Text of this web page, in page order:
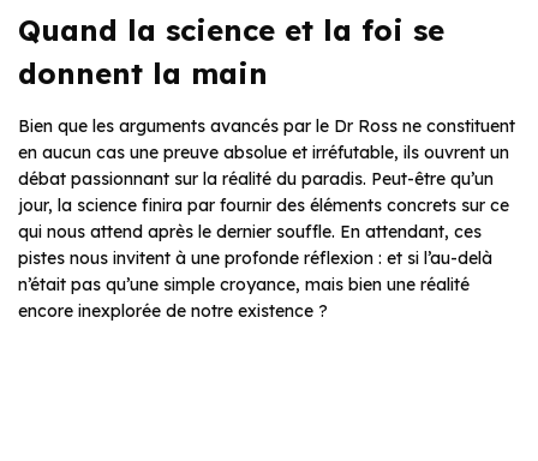
Quand la science et la foi se
donnent la main
Bien que les arguments avancés par le Dr Ross ne constituent
en aucun cas une preuve absolue et irréfutable, ils ouvrent un
débat passionnant sur la réalité du paradis. Peut-être qu’un
jour, la science finira par fournir des éléments concrets sur ce
qui nous attend après le dernier souffle. En attendant, ces
pistes nous invitent à une profonde réflexion : et si l’au-delà
n’était pas qu’une simple croyance, mais bien une réalité
encore inexplorée de notre existence ?